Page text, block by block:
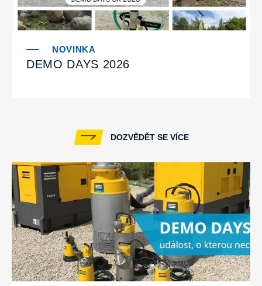
DEMO DAYS 2026
DOZVĚDĚT SE VÍCE